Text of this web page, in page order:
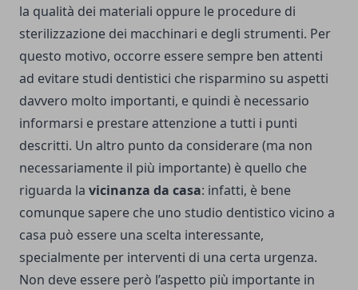
la qualità dei materiali oppure le procedure di
sterilizzazione dei macchinari e degli strumenti. Per
questo motivo, occorre essere sempre ben attenti
ad evitare studi dentistici che risparmino su aspetti
davvero molto importanti, e quindi è necessario
informarsi e prestare attenzione a tutti i punti
descritti. Un altro punto da considerare (ma non
necessariamente il più importante) è quello che
riguarda la vicinanza da casa: infatti, è bene
comunque sapere che uno studio dentistico vicino a
casa può essere una scelta interessante,
specialmente per interventi di una certa urgenza.
Non deve essere però l’aspetto più importante in